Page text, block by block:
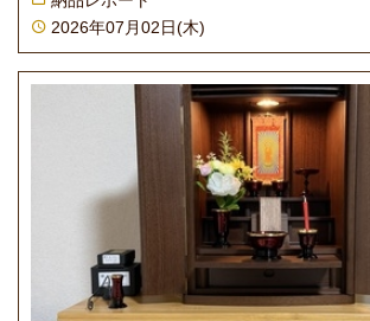
2026年07月02日(木)